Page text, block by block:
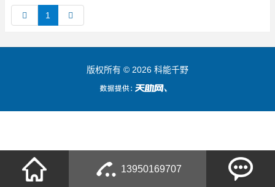
1
13950169707
版权所有 © 2026 科能千野